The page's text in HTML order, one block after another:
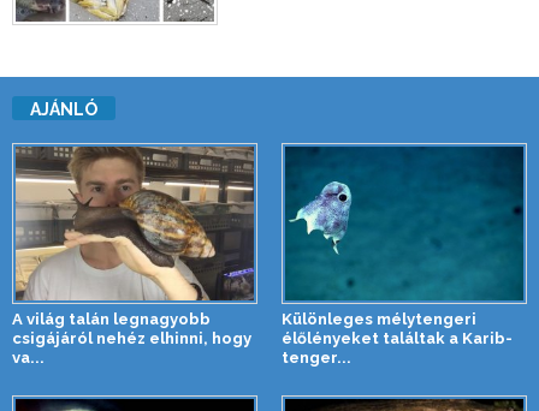
AJÁNLÓ
A világ talán legnagyobb
csigájáról nehéz elhinni, hogy
va...
Különleges mélytengeri
élőlényeket találtak a Karib-
tenger...